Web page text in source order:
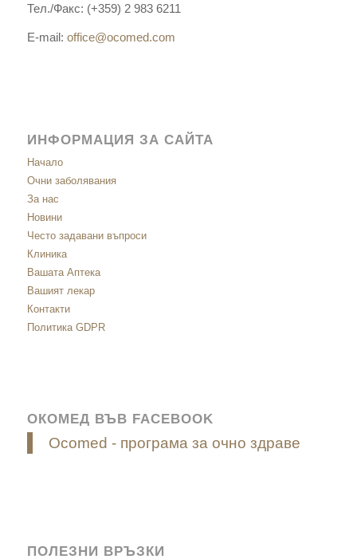
Тел./Факс: (+359) 2 983 6211
E-mail: office@ocomed.com
ИНФОРМАЦИЯ ЗА САЙТА
Начало
Очни заболявания
За нас
Новини
Често задавани въпроси
Клиника
Вашата Аптека
Вашият лекар
Контакти
Политика GDPR
ОКОМЕД ВЪВ FACEBOOK
Ocomed - програма за очно здраве
ПОЛЕЗНИ ВРЪЗКИ